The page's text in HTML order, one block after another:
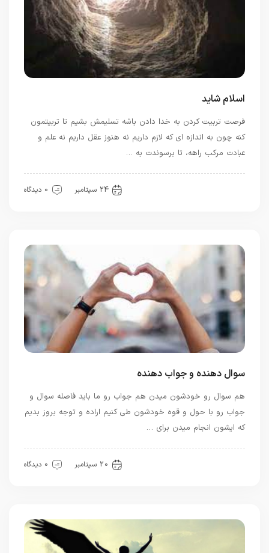
اسلام شاید
فرصت تربیت کردن به خدا دادن باشه تسلیمش بشیم تا تربیتمون
کنه چون به اندازه ای که لازم داریم نه هنوز عقل داریم نه علم و
عبادت مرکب راهه، تا برسوندت به …
24 سپتامبر 0 دیدگاه
سوال دهنده و جواب دهنده
هم سوال رو خودشون میدن هم جواب رو ما باید فاصله سوال و
جواب رو با حول و قوه خودشون طی کنیم اراده و توجه بروز بدیم
که ایشون انجام میدن برای …
20 سپتامبر 0 دیدگاه